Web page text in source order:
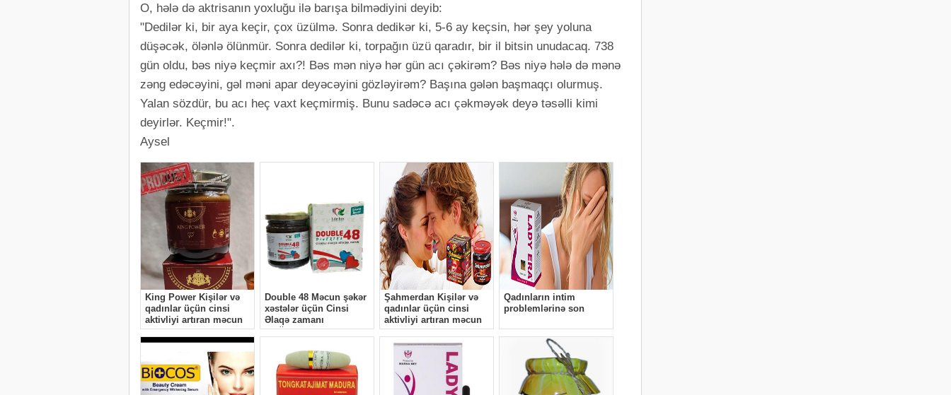
O, hələ də aktrisanın yoxluğu ilə barışa bilmədiyini deyib:
"Dedilər ki, bir aya keçir, çox üzülmə. Sonra dedikər ki, 5-6 ay keçsin, hər şey yoluna
düşəcək, ölənlə ölünmür. Sonra dedilər ki, torpağın üzü qaradır, bir il bitsin unudacaq. 738
gün oldu, bəs niyə keçmir axı?! Bəs mən niyə hər gün acı çəkirəm? Bəs niyə hələ də mənə
zəng edəcəyini, gəl məni apar deyəcəyini gözləyirəm? Başına gələn başmaqçı olurmuş.
Yalan sözdür, bu acı heç vaxt keçmirmiş. Bunu sadəcə acı çəkməyək deyə təsəlli kimi
deyirlər. Keçmir!".
Aysel